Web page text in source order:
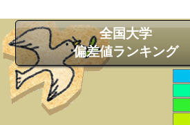
全国大学
偏差値ランキング